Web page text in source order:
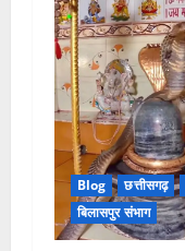
Blog छत्तीसगढ़
बिलासपुर संभाग